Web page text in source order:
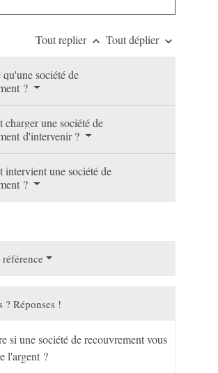
Tout replier keyboard_arrow_up Tout déplier keyboard_arrow_down
qu'une société de
?
charger une société de
d'intervenir ?
intervient une société de
?
référence
? Réponses !
si une société de recouvrement vous
l'argent ?